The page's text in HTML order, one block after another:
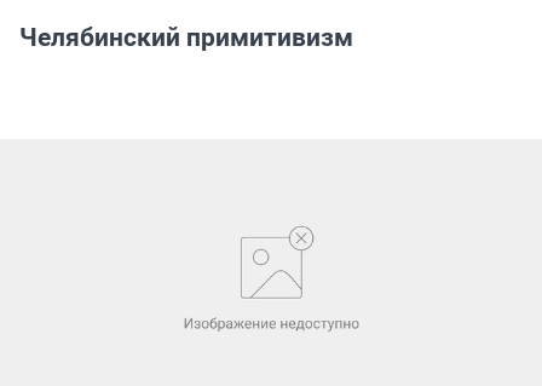
Челябинский примитивизм